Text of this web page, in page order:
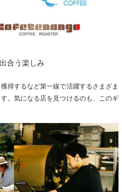
合う楽しみ
得するなど第一線で活躍するさまざま
。気になる店を見つけるのも、このギ